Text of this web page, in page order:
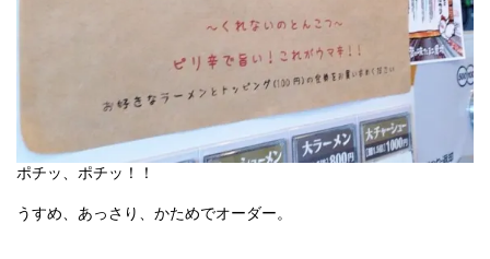
ポチッ、ポチッ！！
うすめ、あっさり、かためでオーダー。